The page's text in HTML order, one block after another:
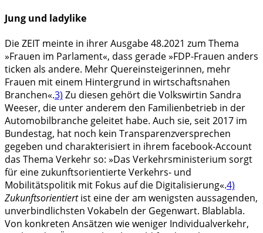
Jung und ladylike
Die ZEIT meinte in ihrer Ausgabe 48.2021 zum Thema
»Frauen im Parlament«, dass gerade »FDP-Frauen anders
ticken als andere. Mehr Quereinsteigerinnen, mehr
Frauen mit einem Hintergrund in wirtschaftsnahen
Branchen«.3) Zu diesen gehört die Volkswirtin Sandra
Weeser, die unter anderem den Familienbetrieb in der
Automobilbranche geleitet habe. Auch sie, seit 2017 im
Bundestag, hat noch kein Transparenzversprechen
gegeben und charakterisiert in ihrem facebook-Account
das Thema Verkehr so: »Das Verkehrsministerium sorgt
für eine zukunftsorientierte Verkehrs- und
Mobilitätspolitik mit Fokus auf die Digitalisierung«.4)
Zukunftsorientiertist eine der am wenigsten aussagenden,
unverbindlichsten Vokabeln der Gegenwart. Blablabla.
Von konkreten Ansätzen wie weniger Individualverkehr,